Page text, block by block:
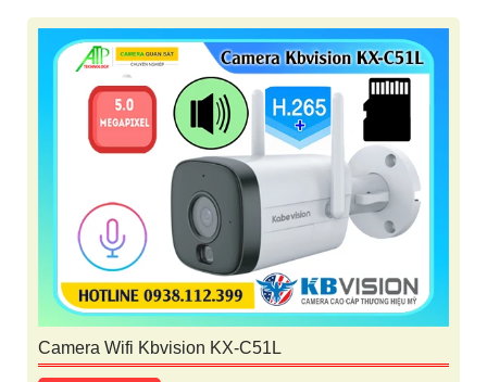
Camera Wifi Kbvision KX-C51L